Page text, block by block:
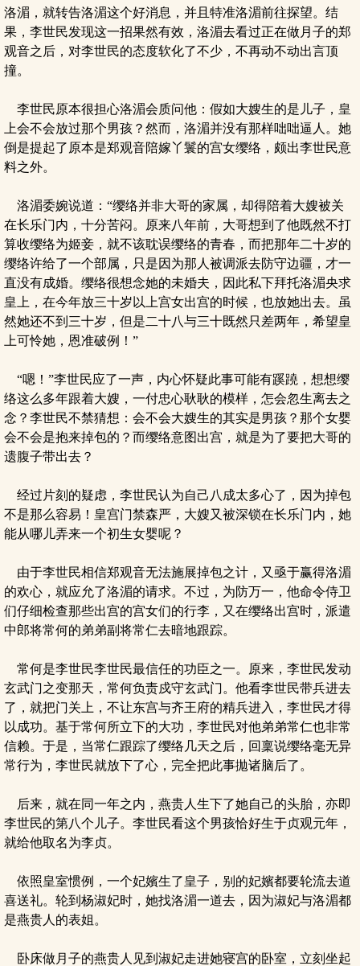
洛湄，就转告洛湄这个好消息，并且特准洛湄前往探望。结
果，李世民发现这一招果然有效，洛湄去看过正在做月子的郑
观音之后，对李世民的态度软化了不少，不再动不动出言顶
撞。
李世民原本很担心洛湄会质问他：假如大嫂生的是儿子，皇
上会不会放过那个男孩？然而，洛湄并没有那样咄咄逼人。她
倒是提起了原本是郑观音陪嫁丫鬟的宫女缨络，颇出李世民意
料之外。
洛湄委婉说道：“缨络并非大哥的家属，却得陪着大嫂被关
在长乐门内，十分苦闷。原来八年前，大哥想到了他既然不打
算收缨络为姬妾，就不该耽误缨络的青春，而把那年二十岁的
缨络许给了一个部属，只是因为那人被调派去防守边疆，才一
直没有成婚。缨络很想念她的未婚夫，因此私下拜托洛湄央求
皇上，在今年放三十岁以上宫女出宫的时候，也放她出去。虽
然她还不到三十岁，但是二十八与三十既然只差两年，希望皇
上可怜她，恩准破例！”
“嗯！”李世民应了一声，内心怀疑此事可能有蹊蹺，想想缨
络这么多年跟着大嫂，一付忠心耿耿的模样，怎会忽生离去之
念？李世民不禁猜想：会不会大嫂生的其实是男孩？那个女婴
会不会是抱来掉包的？而缨络意图出宫，就是为了要把大哥的
遗腹子带出去？
经过片刻的疑虑，李世民认为自己八成太多心了，因为掉包
不是那么容易！皇宫门禁森严，大嫂又被深锁在长乐门内，她
能从哪儿弄来一个初生女婴呢？
由于李世民相信郑观音无法施展掉包之计，又亟于赢得洛湄
的欢心，就应允了洛湄的请求。不过，为防万一，他命令侍卫
们仔细检查那些出宫的宫女们的行李，又在缨络出宫时，派遣
中郎将常何的弟弟副将常仁去暗地跟踪。
常何是李世民李世民最信任的功臣之一。原来，李世民发动
玄武门之变那天，常何负责戍守玄武门。他看李世民带兵进去
了，就把门关上，不让东宫与齐王府的精兵进入，李世民才得
以成功。基于常何所立下的大功，李世民对他弟弟常仁也非常
信赖。于是，当常仁跟踪了缨络几天之后，回稟说缨络毫无异
常行为，李世民就放下了心，完全把此事拋诸脑后了。
后来，就在同一年之内，燕贵人生下了她自己的头胎，亦即
李世民的第八个儿子。李世民看这个男孩恰好生于贞观元年，
就给他取名为李贞。
依照皇室惯例，一个妃嬪生了皇子，别的妃嬪都要轮流去道
喜送礼。轮到杨淑妃时，她找洛湄一道去，因为淑妃与洛湄都
是燕贵人的表姐。
卧床做月子的燕贵人见到淑妃走进她寝宫的卧室，立刻坐起